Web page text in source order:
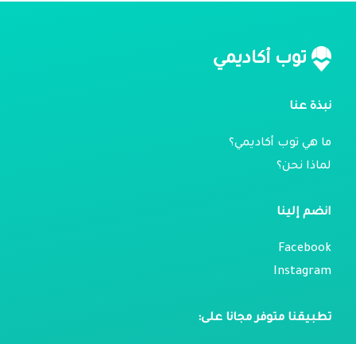
توب أكاديمي
نبذة عنا
ما هي توب أكاديمي؟
لماذا نحن؟
انضم إلينا
Facebook
Instagram
تطبيقنا متوفر مجانا على: